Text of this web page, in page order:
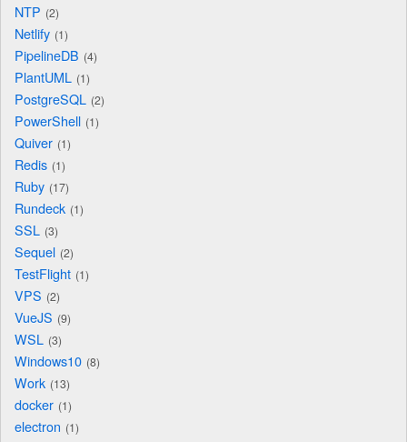
NTP 2
Netlify 1
PipelineDB 4
PlantUML 1
PostgreSQL 2
PowerShell 1
Quiver 1
Redis 1
Ruby 17
Rundeck 1
SSL 3
Sequel 2
TestFlight 1
VPS 2
VueJS 9
WSL 3
Windows10 8
Work 13
docker 1
electron 1